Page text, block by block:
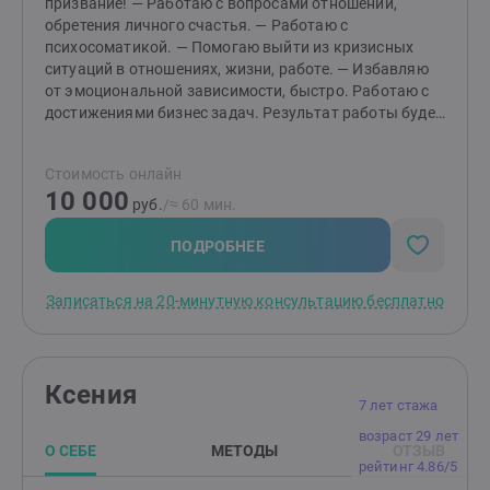
обретения личного счастья. — Работаю с
психосоматикой. — Помогаю выйти из кризисных
ситуаций в отношениях, жизни, работе. — Избавляю
от эмоциональной зависимости, быстро. Работаю с
достижениями бизнес задач. Результат работы будет
для самостоятельной работы. Ваша жизнь станет
понятнее и счастливее после нашей встречи. Вы все
заметите сразу!
Стоимость онлайн
10 000 руб./≈ 60 мин.
ПОДРОБНЕЕ
Записаться на 20-минутную консультацию бесплатно
7 лет стажа
возраст 29 лет
рейтинг 4.86/5
Ксения
О СЕБЕ МЕТОДЫ